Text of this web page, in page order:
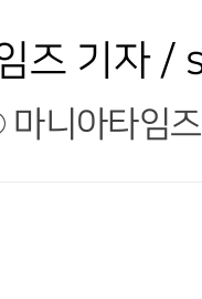
임즈 기
니아타임